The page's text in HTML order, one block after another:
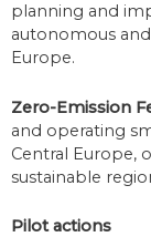
planning and
autonomous
Europe.
Zero-Emission
and operating
Central Europe,
sustainable
Pilot actions